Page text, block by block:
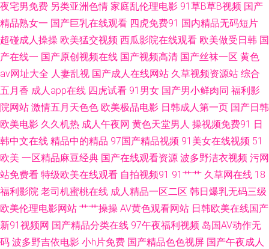
韩操逼电影 亚洲女人含羞草 91黄在线观看 97午夜在线 超碰大香蕉91 东京
热天堂精品 国产久草香蕉 蜜桃91在线 青青草AV导航 色婷婷五月中出 午夜无
频32 人人射性爱视频 天天透天天干 亚洲成人网站 91黑丝高跟骚 www473p
豆花成人精品 黑丝黄色片 另类激情A片 人人干人人爽 少妇网站 午夜久久公
司 自慰aaa 91伪娘在线播放 TS人妖自慰 超碰性爱 韩国AV在线青青 狼友激情
综合国产 日本操逼片 亚洲h网站 91成年人观看 91亚洲网站 超碰九一 国产精
产国品一区 黄色上床视频 欧美桃色网 四虎激情影院 亚洲天堂午夜剧场 91桃
夜宅男免费 另类亚洲色情 家庭乱伦理电影 91草B草B视频 国产
精品熟女一 国产巨乳在线观看 四虎免费91 国内精品无码短片
超碰成人操操 欧美猛交视频 西瓜影院在线观看 欧美做受日韩 国
产在线一 国产原创视频在线 国产视频高清 国产丝袜一区 黄色
av网址大全 人妻乱视 国产成人在线网站 久草视频资源站 综合
五月香 成人app在线 四虎试看 91男女 国产男小鲜肉同 福利影
院网站 激情五月天色色 欧美极品电影 日韩成人第一页 国产日韩
欧美电影 久久机热 成人午夜网 黄色天堂男人 操视频免费91 日
韩中文在线 精品中的精品 97国产精品视频 91美女在线视频 51
欧美 一区精品麻豆经典 国产在线观看资源 波多野洁衣视频 污网
站免费看 特级欧美在线观看 自拍视频91 91艹艹 久草网在线 18
福利影院 老司机蜜桃在线 成人精品一区二区 韩日爆乳无码三级
欧美伦理电影网站 艹艹操操 AV黄色观看网站 日韩欧美在线国产
新91视频网 国产精品分类在线 97午夜福利视频 岛国AV动作无
码 波多野吉依电影 小h片免费 国产精品色色视屏 国产午夜成人